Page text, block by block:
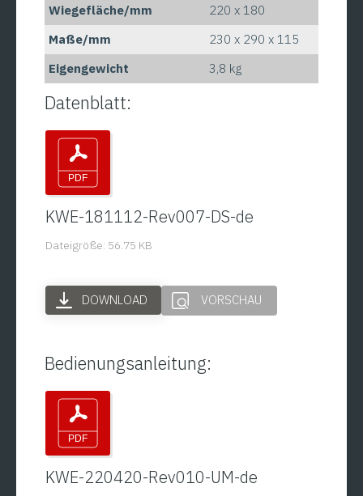
Wiegefläche/mm
220 x 180
Maße/mm
230 x 290 x 115
Eigengewicht
3,8 kg
Datenblatt:
KWE-181112-Rev007-DS-de
Dateigröße: 56.75 KB
DOWNLOAD VORSCHAU
Bedienungsanleitung:
KWE-220420-Rev010-UM-de